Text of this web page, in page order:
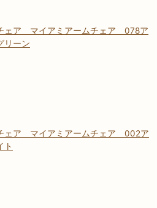
ェア マイアミアームチェア 078ア
リーン
ェア マイアミアームチェア 002ア
ト